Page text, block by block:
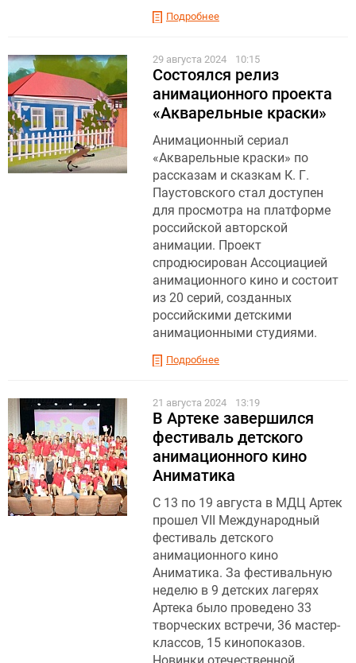
Подробнее
29 августа 2024 10:15
Состоялся релиз
анимационного проекта
«Акварельные краски»
Анимационный сериал
«Акварельные краски» по
рассказам и сказкам К. Г.
Паустовского стал доступен
для просмотра на платформе
российской авторской
анимации. Проект
спродюсирован Ассоциацией
анимационного кино и состоит
из 20 серий, созданных
российскими детскими
анимационными студиями.
Подробнее
21 августа 2024 13:19
В Артеке завершился
фестиваль детского
анимационного кино
Аниматика
С 13 по 19 августа в МДЦ Артек
прошел VII Международный
фестиваль детского
анимационного кино
Аниматика. За фестивальную
неделю в 9 детских лагерях
Артека было проведено 33
творческих встречи, 36 мастер-
классов, 15 кинопоказов.